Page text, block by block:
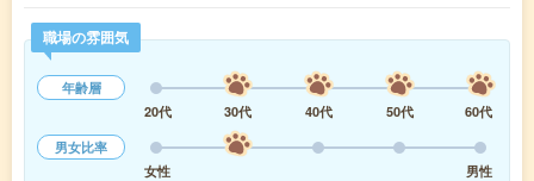
職場の雰囲気
年齢層
20代
30代 40代 50代
60代
男女比率
女性
男性